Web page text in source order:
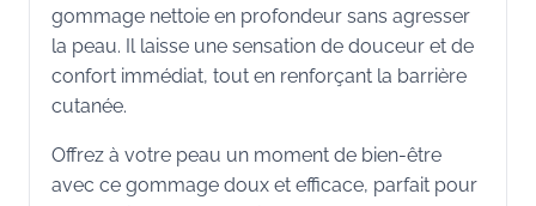
gommage nettoie en profondeur sans agresser
la peau. Il laisse une sensation de douceur et de
confort immédiat, tout en renforçant la barrière
cutanée.
Offrez à votre peau un moment de bien-être
avec ce gommage doux et efficace, parfait pour